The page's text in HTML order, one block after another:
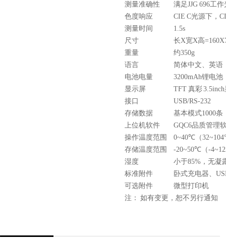
测量准确性
满足JJG 696工
色度响应
CIE C光源下，
测量时间
1.5s
尺寸
长X宽X高
重量
约350g
语言
简体中文、英语
电池电量
3200mAh锂电池
显示屏
TFT 真彩
接口
USB/RS-232
存储数据
基本模式1000条
上位机软件
GQC6品质管理
操作温度范围
0~40℃（
存储温度范围
-20~50℃（-
湿度
小于85%，无凝
标准附件
卧式充电器、
可选附件
微型打印机
注： 如有变更，恕不另行通知